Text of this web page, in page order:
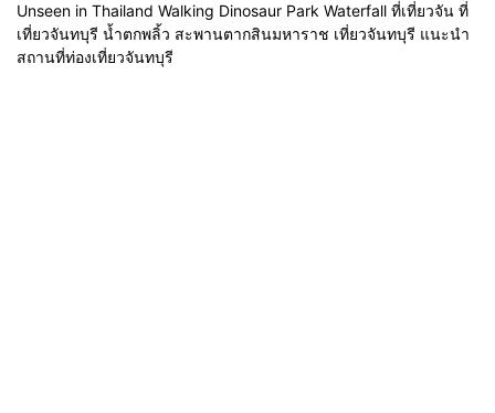
Unseen in Thailand Walking Dinosaur Park Waterfall ที่เที่ยวจัน ที่
เที่ยวจันทบุรี น้ำตกพลิ้ว สะพานตากสินมหาราช เที่ยวจันทบุรี แนะนำ
สถานที่ท่องเที่ยวจันทบุรี